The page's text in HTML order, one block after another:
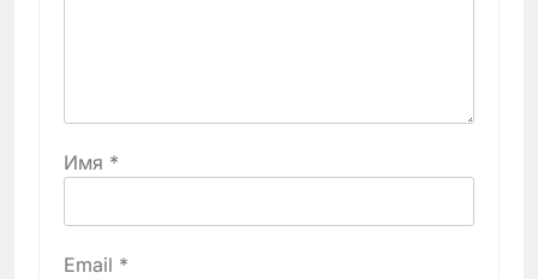
Имя *
Email *